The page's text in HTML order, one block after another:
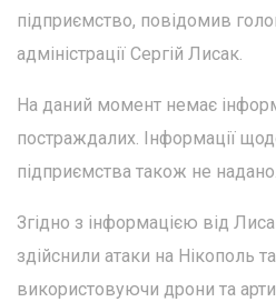
підприємство, повідомив
адміністрації Сергій Лисак.
На даний момент немає
постраждалих. Інформації
підприємства також не надано.
Згідно з інформацією від
здійснили атаки на Нікополь
використовуючи дрони та